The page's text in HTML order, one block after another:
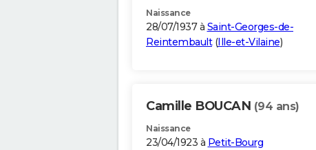
Naissance
28/07/1937 à Saint-Georges-de-
Reintembault(Ille-et-Vilaine)
Camille BOUCAN (94 ans)
Naissance
23/04/1923 à Petit-Bourg